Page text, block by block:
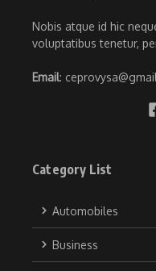
Nobis atque id hic
voluptatibus tenetur,
Email:
Category List
Automobiles
Business